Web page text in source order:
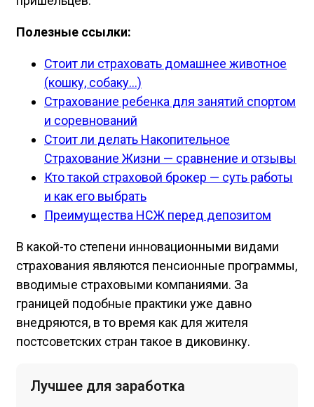
Полезные ссылки:
Стоит ли страховать домашнее животное
(кошку, собаку…)
Страхование ребенка для занятий спортом
и соревнований
Стоит ли делать Накопительное
Страхование Жизни — сравнение и отзывы
Кто такой страховой брокер — суть работы
и как его выбрать
Преимущества НСЖ перед депозитом
В какой-то степени инновационными видами
страхования являются пенсионные программы,
вводимые страховыми компаниями. За
границей подобные практики уже давно
внедряются, в то время как для жителя
постсоветских стран такое в диковинку.
Лучшее для заработка